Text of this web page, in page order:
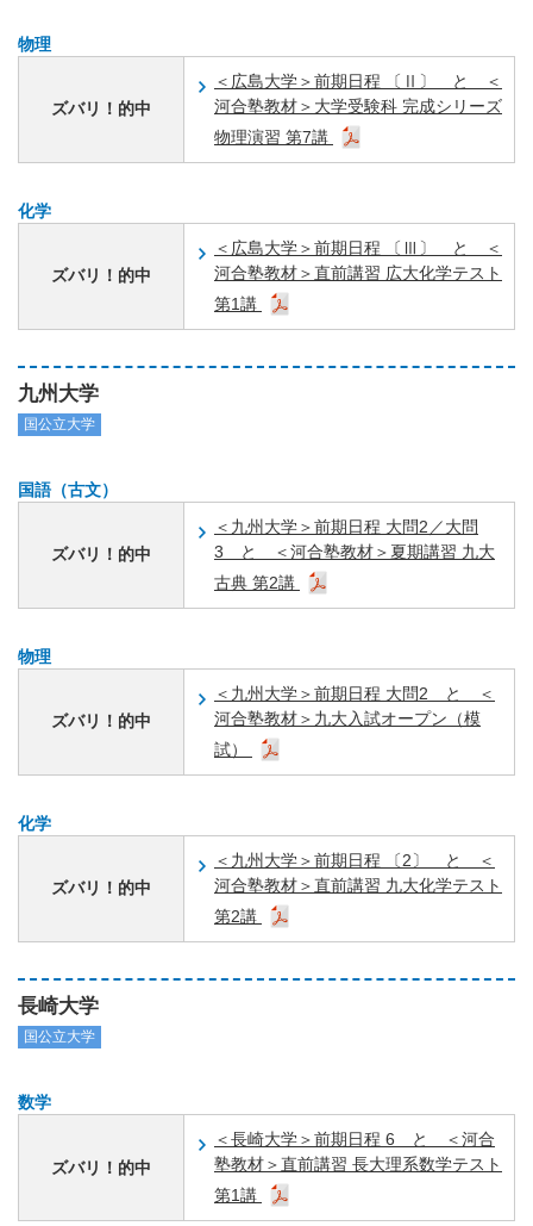
物理
ズバリ！的中
＜広島大学＞前期日程 〔Ⅱ〕 と ＜
河合塾教材＞大学受験科 完成シリーズ
物理演習 第7講
化学
ズバリ！的中
＜広島大学＞前期日程 〔Ⅲ〕 と ＜
河合塾教材＞直前講習 広大化学テスト
第1講
九州大学
国公立大学
国語（古文）
ズバリ！的中
＜九州大学＞前期日程 大問2／大問
3 と ＜河合塾教材＞夏期講習 九大
古典 第2講
物理
ズバリ！的中
＜九州大学＞前期日程 大問2 と ＜
河合塾教材＞九大入試オープン（模
試）
化学
ズバリ！的中
＜九州大学＞前期日程 〔2〕 と ＜
河合塾教材＞直前講習 九大化学テスト
第2講
長崎大学
国公立大学
数学
ズバリ！的中
＜長崎大学＞前期日程 6 と ＜河合
塾教材＞直前講習 長大理系数学テスト
第1講